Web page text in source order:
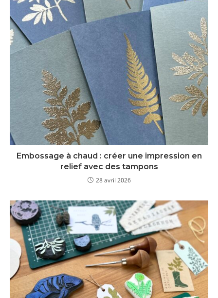
Embossage à chaud : créer une impression en
relief avec des tampons
28 avril 2026